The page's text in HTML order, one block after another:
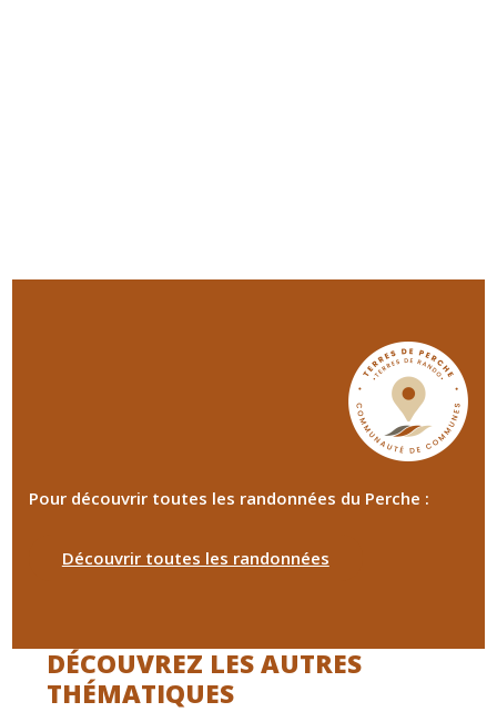
Pour découvrir toutes les randonnées du Perche :
Découvrir toutes les randonnées
DÉCOUVREZ LES AUTRES
THÉMATIQUES